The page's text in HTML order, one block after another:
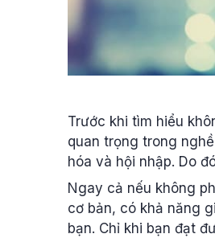
Trước khi tìm hiểu
quan trọng trong
hóa và hội nhập. Do
Ngay cả nếu không
cơ bản, có khả năng
bạn. Chỉ khi bạn đạt